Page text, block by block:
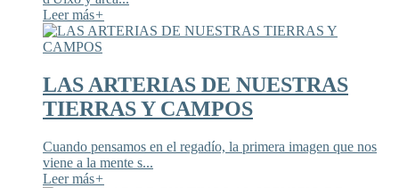
Leer más+
LAS ARTERIAS DE NUESTRAS
TIERRAS Y CAMPOS
Cuando pensamos en el regadío, la primera imagen que nos
viene a la mente s...
Leer más+